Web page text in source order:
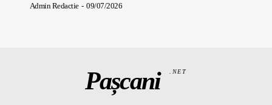
Admin Redactie - 09/07/2026
Pașcani .NET